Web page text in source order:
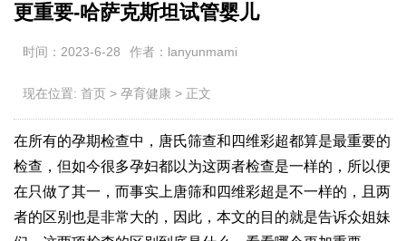
更重要-哈萨克斯坦试管婴儿
时间：2023-6-28 作者：lanyunmami
现在位置: 首页 > 孕育健康 > 正文
在所有的孕期检查中，唐氏筛查和四维彩超都算是最重要的
检查，但如今很多孕妇都以为这两者检查是一样的，所以便
在只做了其一，而事实上唐筛和四维彩超是不一样的，且两
者的区别也是非常大的，因此，本文的目的就是告诉众姐妹